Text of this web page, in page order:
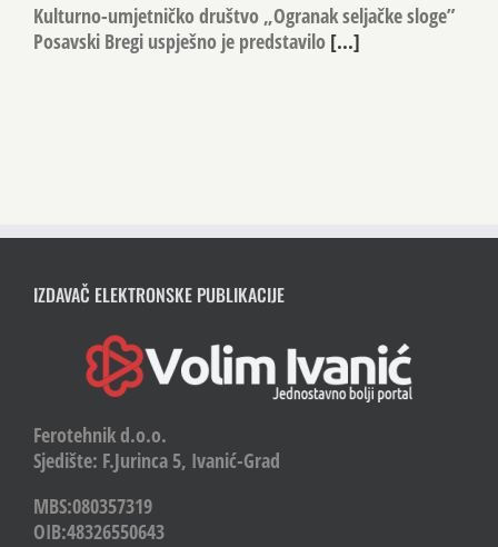
Kulturno-umjetničko društvo „Ogranak seljačke sloge”
Posavski Bregi uspješno je predstavilo [...]
IZDAVAČ ELEKTRONSKE PUBLIKACIJE
Ferotehnik d.o.o.
Sjedište: F.Jurinca 5, Ivanić-Grad
MBS:080357319
OIB:48326550643